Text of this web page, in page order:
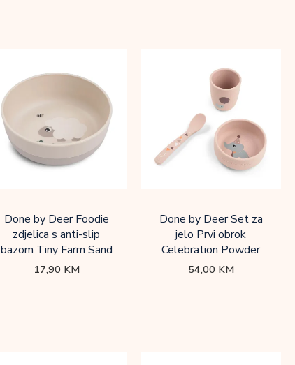
Done by Deer Foodie
zdjelica s anti-slip
bazom Tiny Farm Sand
17,90 KM
Done by Deer Set za
jelo Prvi obrok
Celebration Powder
54,00 KM